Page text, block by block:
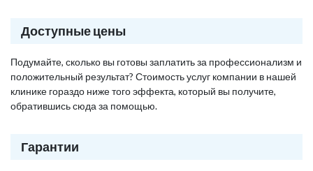
Доступные цены
Подумайте, сколько вы готовы заплатить за профессионализм и
положительный результат? Стоимость услуг компании в нашей
клинике гораздо ниже того эффекта, который вы получите,
обратившись сюда за помощью.
Гарантии